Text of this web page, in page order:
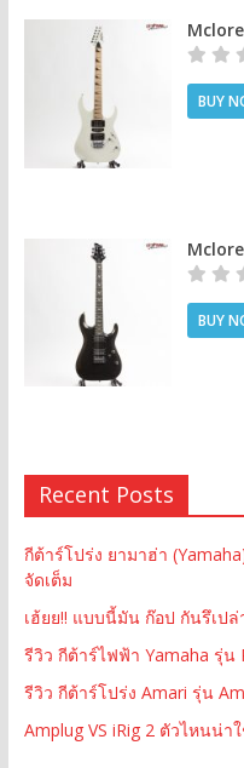
BUY
BUY
Recent Posts
กีต้าร์โปร่ง ยามาฮ่า
จัดเต็ม
เฮ้ยย!! แบบนี้มัน ก๊อป กันรึเปล่
รีวิว กีต้าร์ไฟฟ้า Yamaha รุ่น
รีวิว กีต้าร์โปร่ง Amari รุ่น
Amplug VS iRig 2 ตัวไหนน่า